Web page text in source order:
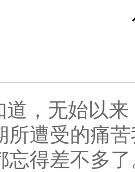
道，无始以
所遭受的痛
忘得差不多